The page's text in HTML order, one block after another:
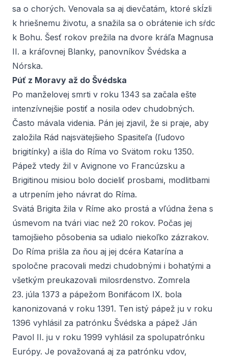
sa o chorých. Venovala sa aj dievčatám, ktoré skĺzli
k hriešnemu životu, a snažila sa o obrátenie ich sŕdc
k Bohu. Šesť rokov prežila na dvore kráľa Magnusa
II. a kráľovnej Blanky, panovníkov Švédska a
Nórska.
Púť z Moravy až do Švédska
Po manželovej smrti v roku 1343 sa začala ešte
intenzívnejšie postiť a nosila odev chudobných.
Často mávala videnia. Pán jej zjavil, že si praje, aby
založila Rád najsvätejšieho Spasiteľa (ľudovo
brigitínky) a išla do Ríma vo Svätom roku 1350.
Pápež vtedy žil v Avignone vo Francúzsku a
Brigitinou misiou bolo docieliť prosbami, modlitbami
a utrpením jeho návrat do Ríma.
Svätá Brigita žila v Ríme ako prostá a vľúdna žena s
úsmevom na tvári viac než 20 rokov. Počas jej
tamojšieho pôsobenia sa udialo niekoľko zázrakov.
Do Ríma prišla za ňou aj jej dcéra Katarína a
spoločne pracovali medzi chudobnými i bohatými a
všetkým preukazovali milosrdenstvo. Zomrela
23. júla 1373 a pápežom Bonifácom IX. bola
kanonizovaná v roku 1391. Ten istý pápež ju v roku
1396 vyhlásil za patrónku Švédska a pápež Ján
Pavol II. ju v roku 1999 vyhlásil za spolupatrónku
Európy. Je považovaná aj za patrónku vdov,